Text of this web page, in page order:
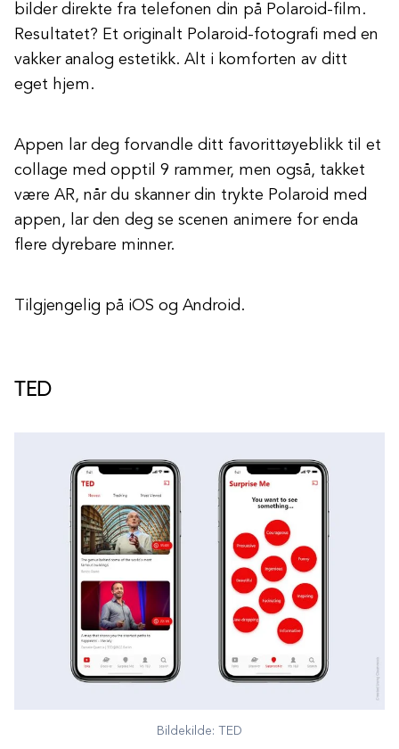
bilder direkte fra telefonen din på Polaroid-film.
Resultatet? Et originalt Polaroid-fotografi med en
vakker analog estetikk. Alt i komforten av ditt
eget hjem.
Appen lar deg forvandle ditt favorittøyeblikk til et
collage med opptil 9 rammer, men også, takket
være AR, når du skanner din trykte Polaroid med
appen, lar den deg se scenen animere for enda
flere dyrebare minner.
Tilgjengelig på iOS og Android.
TED
Bildekilde: TED